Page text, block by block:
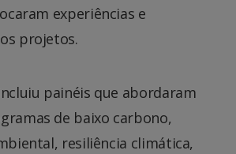
experiências e
projetos.
painéis que abordaram
de baixo carbono,
resiliência climática,